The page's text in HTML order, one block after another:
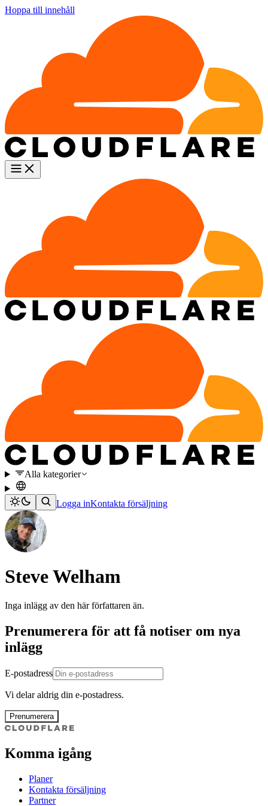
Hoppa till innehåll
Alla kategorier
Logga inKontakta försäljning
Steve Welham
Inga inlägg av den här författaren än.
Prenumerera för att få notiser om nya
inlägg
E-postadress
Vi delar aldrig din e-postadress.
Prenumerera
Komma igång
Planer
Kontakta försäljning
Partner